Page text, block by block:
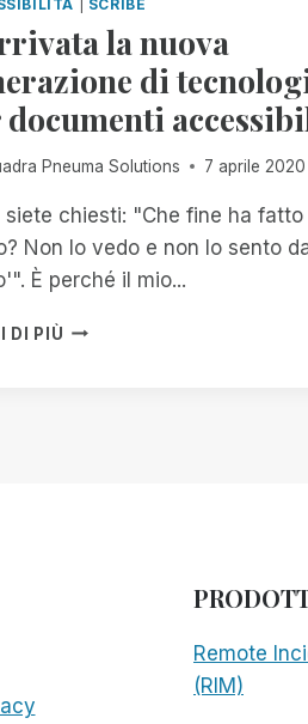
SCRIBE
la nuova
di
documenti
Pneuma Solutions 7 aprile 2020
siete chiesti: "Che fine ha fatto
Non lo vedo e non lo sento
È perché il mio...
DI PIÙ È
Remote
(RIM)